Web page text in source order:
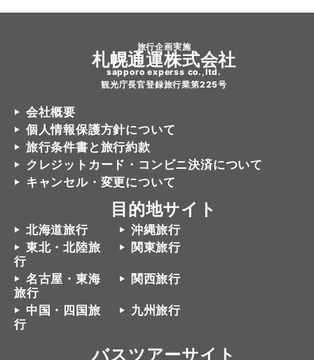
旅行企画実施
札幌通運株式会社
sapporo experss co.,ltd.
観光庁長官登録旅行業第225号
会社概要
個人情報保護方針について
旅行条件書と旅行約款
クレジットカード・コンビニ決済について
キャンセル・変更について
目的地サイト
北海道旅行
沖縄旅行
東北・北陸旅
行
関東旅行
名古屋・東海
旅行
関西旅行
中国・四国旅
行
九州旅行
バスツアーサイト